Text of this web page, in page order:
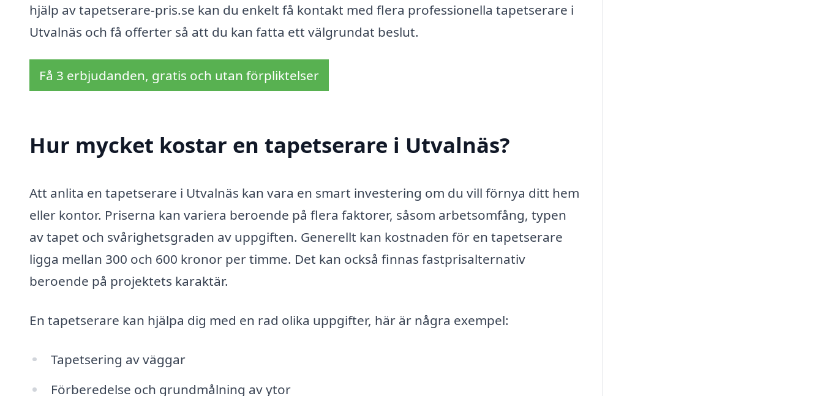
hjälp av tapetserare-pris.se kan du enkelt få kontakt med flera professionella tapetserare i
Utvalnäs och få offerter så att du kan fatta ett välgrundat beslut.
Få 3 erbjudanden, gratis och utan förpliktelser
Hur mycket kostar en tapetserare i Utvalnäs?
Att anlita en tapetserare i Utvalnäs kan vara en smart investering om du vill förnya ditt hem
eller kontor. Priserna kan variera beroende på flera faktorer, såsom arbetsomfång, typen
av tapet och svårighetsgraden av uppgiften. Generellt kan kostnaden för en tapetserare
ligga mellan 300 och 600 kronor per timme. Det kan också finnas fastprisalternativ
beroende på projektets karaktär.
En tapetserare kan hjälpa dig med en rad olika uppgifter, här är några exempel:
Tapetsering av väggar
Förberedelse och grundmålning av ytor